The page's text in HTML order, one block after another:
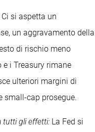
Ci si aspetta un
un aggravamento della
di rischio meno
e i Treasury rimane
ulteriori margini di
small-cap prosegue.
tutti gli effetti: La Fed si